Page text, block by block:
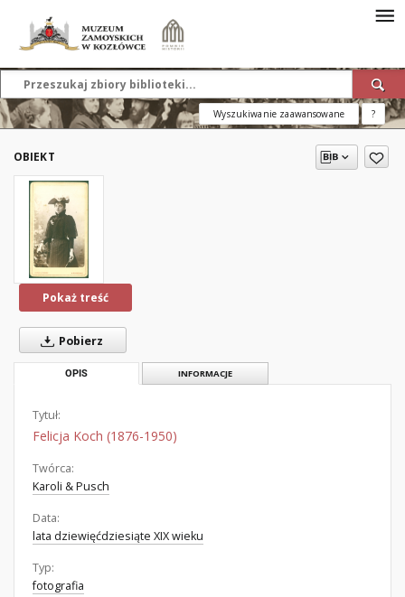
Wyszukiwanie zaawansowane ?
OBIEKT
Pokaż treść
Pobierz
OPIS INFORMACJE
Tytuł:
Felicja Koch (1876-1950)
Twórca:
Karoli & Pusch
Data:
lata dziewięćdziesiąte XIX wieku
Typ:
fotografia